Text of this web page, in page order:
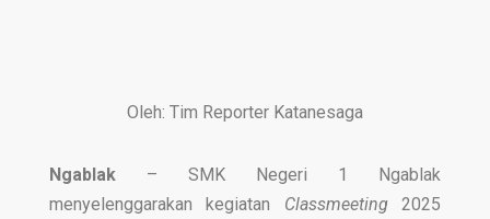
Oleh: Tim Reporter Katanesaga
Ngablak – SMK Negeri 1 Ngablak
menyelenggarakan kegiatan Classmeeting2025